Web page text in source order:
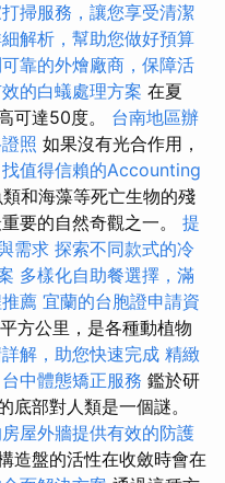
掃服務，讓您享受清潔
解析，幫助您做好預算
靠的外燴廠商，保障活
的白蟻處理方案 在夏
可達50度。 台南地區辦
照 如果沒有光合作用，
找值得信賴的Accounting
和海藻等死亡生物的殘
要的自然奇觀之一。 提
需求 探索不同款式的冷
多樣化自助餐選擇，滿
薦 宜蘭的台胞證申請資
方公里，是各種動植物
解，助您快速完成 精緻
台中體態矯正服務 鑑於研
底部對人類是一個謎。
屋外牆提供有效的防護
造盤的活性在收斂時會在